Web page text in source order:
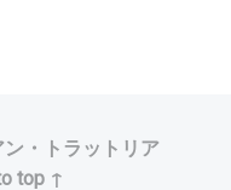
・トラットリア
top ↑